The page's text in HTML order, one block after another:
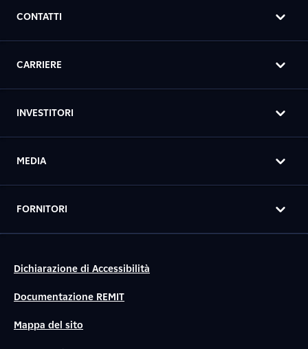
CONTATTI
CARRIERE
INVESTITORI
MEDIA
FORNITORI
Dichiarazione di Accessibilità
Documentazione REMIT
Mappa del sito